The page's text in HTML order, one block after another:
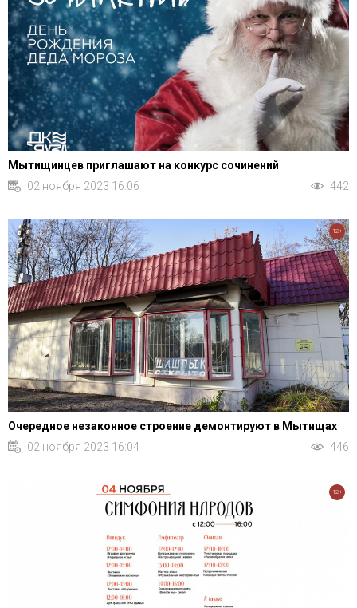
Мытищинцев приглашают на конкурс сочинений
02 ноября 2023 16:06
442
Очередное незаконное строение демонтируют в Мытищах
02 ноября 2023 16:04
446
12+
12+